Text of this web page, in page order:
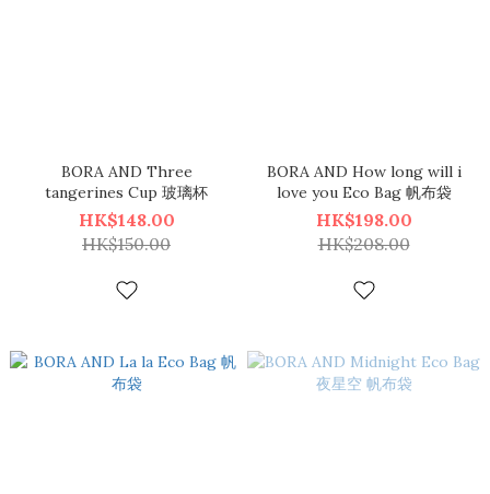
BORA AND Three
tangerines Cup 玻璃杯
HK$148.00
HK$150.00
BORA AND How long will i
love you Eco Bag 帆布袋
HK$198.00
HK$208.00